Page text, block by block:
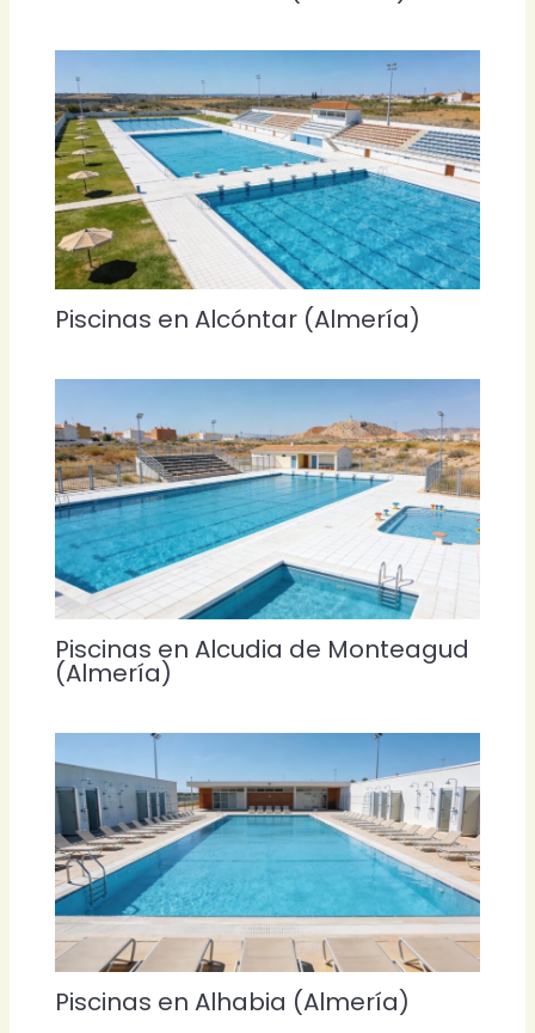
Piscinas en Alcóntar (Almería)
Piscinas en Alcudia de Monteagud
(Almería)
Piscinas en Alhabia (Almería)